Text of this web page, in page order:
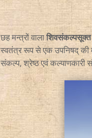
छह मन्त्रों वालाशिवसंकल्पसूक्त
स्वतंत्र रूप से एक उपनिषद् की
संकल्प, श्रेष्ठ एवं कल्याणकारी